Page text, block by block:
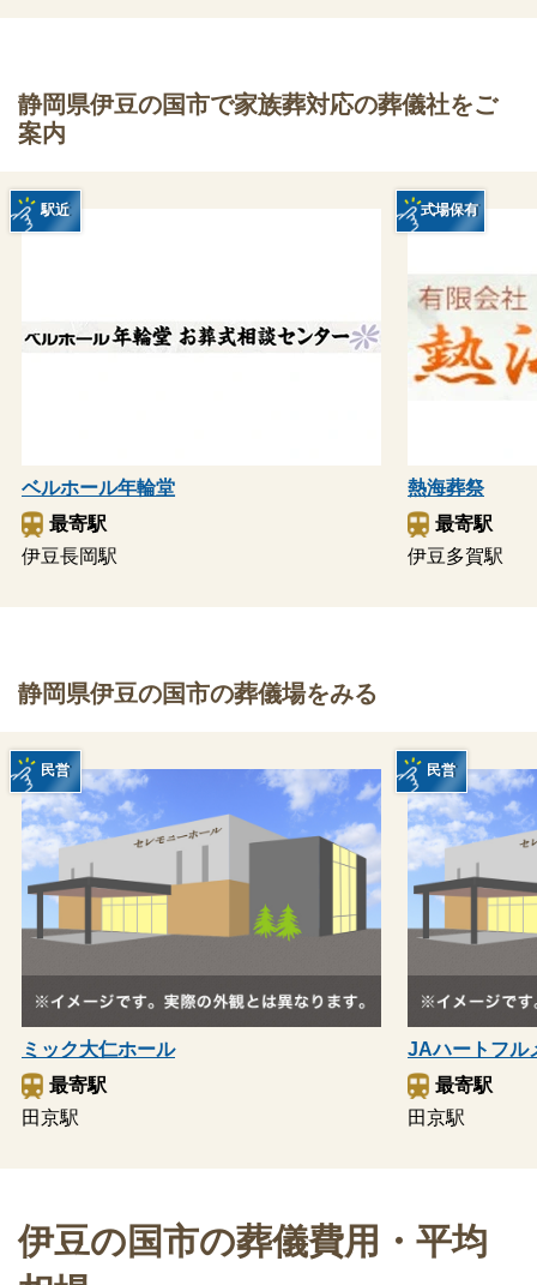
静岡県伊豆の国市で家族葬対応の葬儀社をご
案内
ベルホール年輪堂
最寄駅
伊豆長岡駅
駅近
熱海葬祭
最寄駅
伊豆多賀駅
式場保有
静岡県伊豆の国市の葬儀場をみる
ミック大仁ホール
最寄駅
田京駅
民営
JAハートフル
最寄駅
田京駅
民営
伊豆の国市の葬儀費用・平均